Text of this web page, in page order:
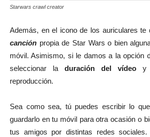
Starwars crawl creator
Además, en el icono de los auriculares te
canción propia de Star Wars o bien
móvil. Asimismo, si le damos a la opción
seleccionar la duración del vídeo y
reproducción.
Sea como sea, tú puedes escribir lo
guardarlo en tu móvil para otra ocasión o
tus amigos por distintas redes